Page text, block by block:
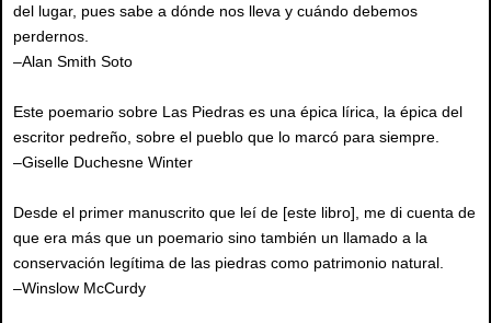
del lugar, pues sabe a dónde nos lleva y cuándo debemos
perdernos.
–Alan Smith Soto
Este poemario sobre Las Piedras es una épica lírica, la épica del
escritor pedreño, sobre el pueblo que lo marcó para siempre.
–Giselle Duchesne Winter
Desde el primer manuscrito que leí de [este libro], me di cuenta de
que era más que un poemario sino también un llamado a la
conservación legítima de las piedras como patrimonio natural.
–Winslow McCurdy